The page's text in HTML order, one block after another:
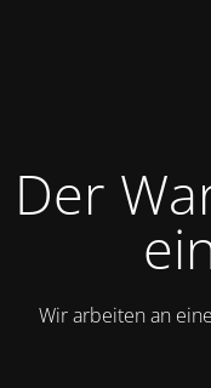
Der
Wir arbeiten an